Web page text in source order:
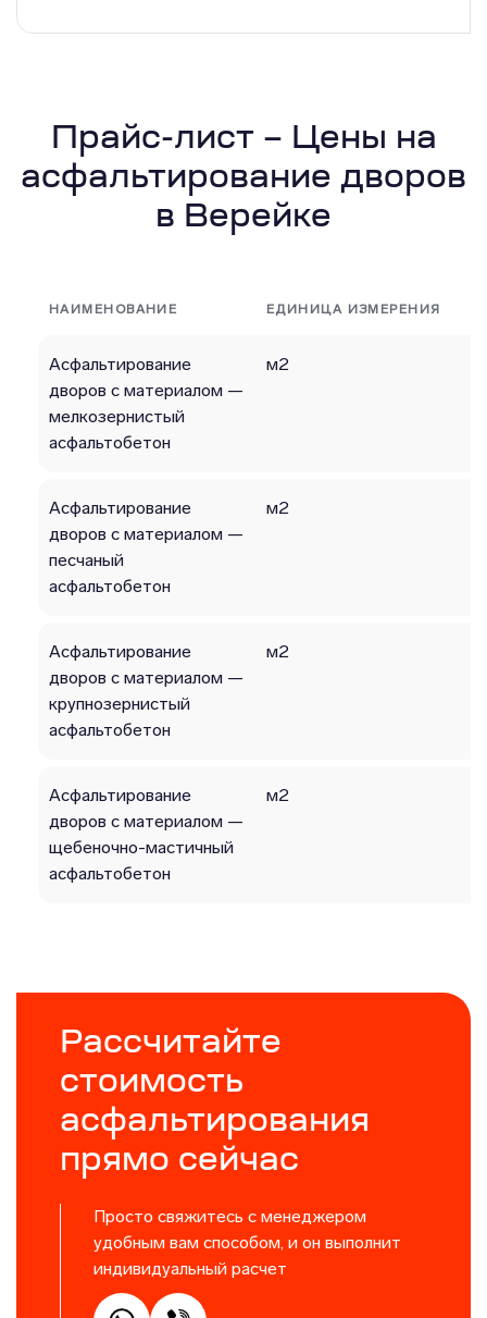
Прайс-лист – Цены на
асфальтирование дворов
в Верейке
НАИМЕНОВАНИЕ ЕДИНИЦА ИЗМЕРЕНИЯ
Асфальтирование
дворов с материалом —
мелкозернистый
асфальтобетон
м2
Асфальтирование
дворов с материалом —
песчаный
асфальтобетон
м2
Асфальтирование
дворов с материалом —
крупнозернистый
асфальтобетон
м2
Асфальтирование
дворов с материалом —
щебеночно-мастичный
асфальтобетон
м2
Рассчитайте
стоимость
асфальтирования
прямо сейчас
Просто свяжитесь с менеджером
удобным вам способом, и он выполнит
индивидуальный расчет